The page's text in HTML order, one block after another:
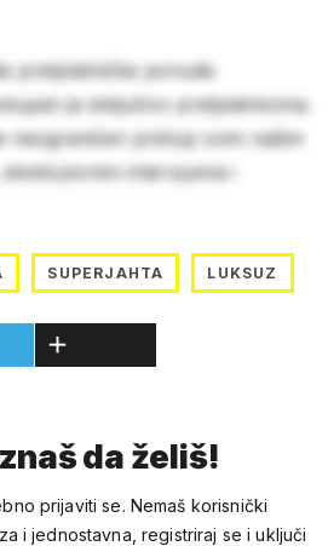
pretplatničke ponude.
je isključivo pretplatnicima.
neograničen pristup svim našim
intervjuima i
SUPERJAHTA LUKSUZ
da želiš!
prijaviti se. Nemaš korisnički
i jednostavna, registriraj se i uključi